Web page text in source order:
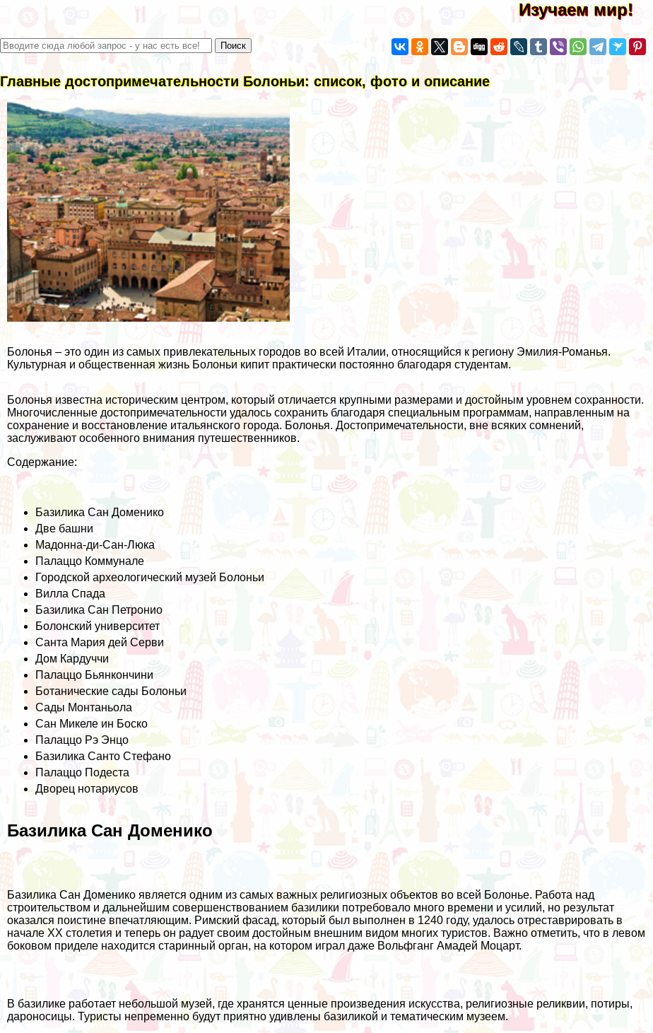
Изучаем мир!
Главные достопримечательности Болоньи: список, фото и описание
Болонья – это один из самых привлекательных городов во всей Италии, относящийся к региону Эмилия-Романья.
Культурная и общественная жизнь Болоньи кипит практически постоянно благодаря студентам.
Болонья известна историческим центром, который отличается крупными размерами и достойным уровнем сохранности.
Многочисленные достопримечательности удалось сохранить благодаря специальным программам, направленным на
сохранение и восстановление итальянского города. Болонья. Достопримечательности, вне всяких сомнений,
заслуживают особенного внимания путешественников.
Содержание:
Базилика Сан Доменико
Две башни
Мадонна-ди-Сан-Люка
Палаццо Коммунале
Городской археологический музей Болоньи
Вилла Спада
Базилика Сан Петронио
Болонский университет
Санта Мария дей Серви
Дом Кардуччи
Палаццо Бьянкончини
Ботанические сады Болоньи
Сады Монтаньола
Сан Микеле ин Боско
Палаццо Рэ Энцо
Базилика Санто Стефано
Палаццо Подеста
Дворец нотариусов
Базилика Сан Доменико
Базилика Сан Доменико является одним из самых важных религиозных объектов во всей Болонье. Работа над
строительством и дальнейшим совершенствованием базилики потребовало много времени и усилий, но результат
оказался поистине впечатляющим. Римский фасад, который был выполнен в 1240 году, удалось отреставрировать в
начале XX столетия и теперь он радует своим достойным внешним видом многих туристов. Важно отметить, что в левом
боковом приделе находится старинный орган, на котором играл даже Вольфганг Амадей Моцарт.
В базилике работает небольшой музей, где хранятся ценные произведения искусства, религиозные реликвии, потиры,
дароносицы. Туристы непременно будут приятно удивлены базиликой и тематическим музеем.